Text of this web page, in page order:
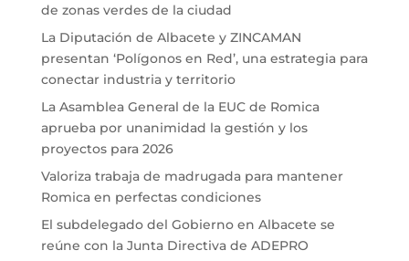
de zonas verdes de la ciudad
La Diputación de Albacete y ZINCAMAN
presentan ‘Polígonos en Red’, una estrategia para
conectar industria y territorio
La Asamblea General de la EUC de Romica
aprueba por unanimidad la gestión y los
proyectos para 2026
Valoriza trabaja de madrugada para mantener
Romica en perfectas condiciones
El subdelegado del Gobierno en Albacete se
reúne con la Junta Directiva de ADEPRO